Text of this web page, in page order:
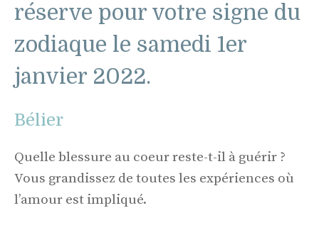
réserve pour votre signe du
zodiaque le samedi 1er
janvier 2022.
Bélier
Quelle blessure au coeur reste-t-il à guérir ?
Vous grandissez de toutes les expériences où
l’amour est impliqué.